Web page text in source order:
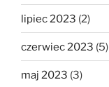
lipiec 2023 (2)
czerwiec 2023 (5)
maj 2023 (3)